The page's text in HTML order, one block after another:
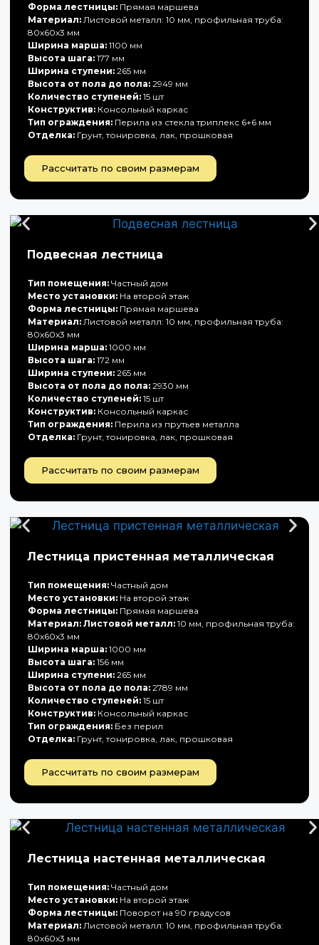
Форма лестницы: Прямая маршева
Материал: Листовой металл: 10 мм, профильная труба:
80х60х3 мм
Ширина марша: 1100 мм
Высота шага: 177 мм
Ширина ступени: 265 мм
Высота от пола до пола: 2949 мм
Количество ступеней: 15 шт
Конструктив: Консольный каркас
Тип ограждения: Перила из стекла триплекс 6+6 мм
Отделка: Грунт, тонировка, лак, прошковая
Рассчитать по своим размерам
Подвесная лестница
Тип помещения: Частный дом
Место установки: На второй этаж
Форма лестницы: Прямая маршева
Материал: Листовой металл: 10 мм, профильная труба:
80х60х3 мм
Ширина марша: 1000 мм
Высота шага: 172 мм
Ширина ступени: 265 мм
Высота от пола до пола: 2930 мм
Количество ступеней: 15 шт
Конструктив: Консольный каркас
Тип ограждения: Перила из прутьев металла
Отделка: Грунт, тонировка, лак, прошковая
Рассчитать по своим размерам
Лестница пристенная металлическая
Тип помещения: Частный дом
Место установки: На второй этаж
Форма лестницы: Прямая маршева
Материал: Листовой металл: 10 мм, профильная труба:
80х60х3 мм
Ширина марша: 1000 мм
Высота шага: 156 мм
Ширина ступени: 265 мм
Высота от пола до пола: 2789 мм
Количество ступеней: 15 шт
Конструктив: Консольный каркас
Тип ограждения: Без перил
Отделка: Грунт, тонировка, лак, прошковая
Рассчитать по своим размерам
Лестница настенная металлическая
Тип помещения: Частный дом
Место установки: На второй этаж
Форма лестницы: Поворот на 90 градусов
Материал: Листовой металл: 10 мм, профильная труба:
80х60х3 мм